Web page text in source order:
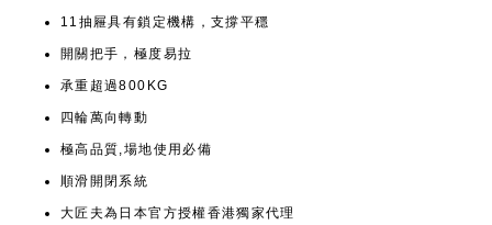
11抽屜具有鎖定機構，支撐平穩
開關把手，極度易拉
承重超過800KG
四輪萬向轉動
極高品質,場地使用必備
順滑開閉系統
大匠夫為日本官方授權香港獨家代理